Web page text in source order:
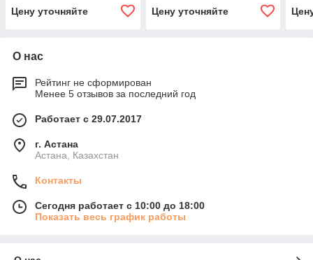
Цену уточняйте
Цену уточняйте
О нас
Рейтинг не сформирован
Менее 5 отзывов за последний год
Работает с 29.07.2017
г. Астана
Астана, Казахстан
Контакты
Сегодня работает с 10:00 до 18:00
Показать весь график работы